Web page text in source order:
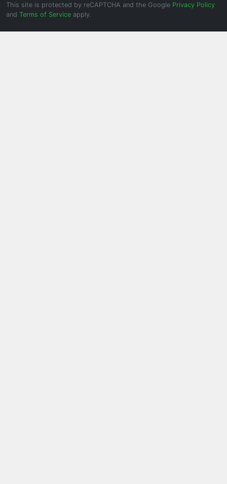
This site is protected by reCAPTCHA and the Google Privacy Policy
and Terms of Service apply.